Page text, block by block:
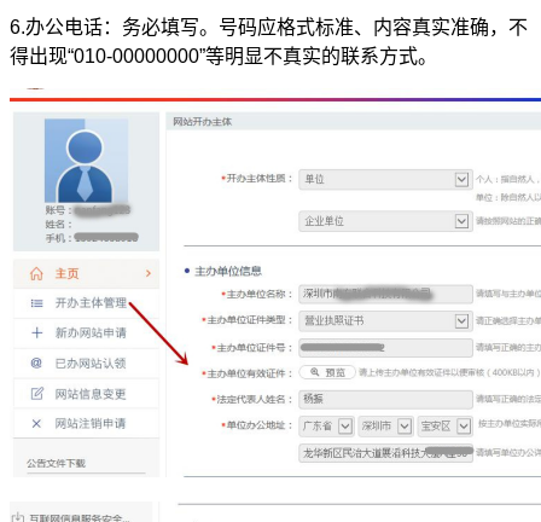
6.办公电话：务必填写。号码应格式标准、内容真实准确，不
得出现“010-00000000”等明显不真实的联系方式。